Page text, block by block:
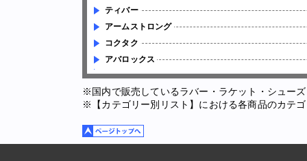
ティバー
アームストロング
コクタク
アバロックス
※国内で販売しているラバー・ラケット・シュー
※【カテゴリー別リスト】における各商品のカテ